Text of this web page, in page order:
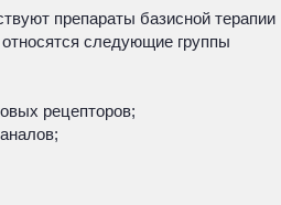
препараты базисной терапии
следующие группы
рецепторов;